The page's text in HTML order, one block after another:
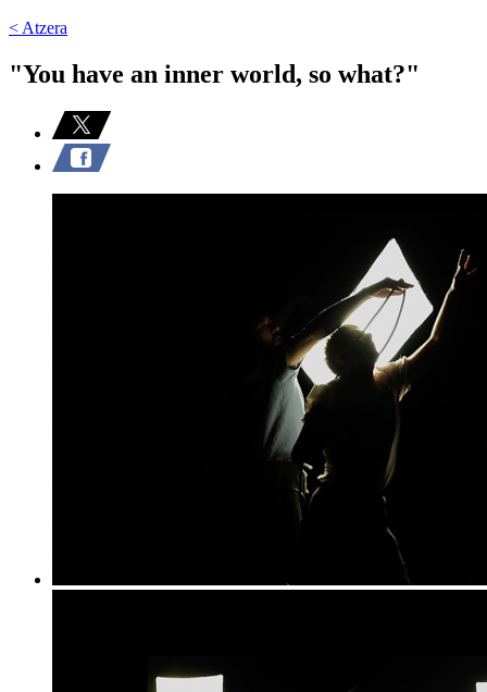
< Atzera
"You have an inner world, so what?"